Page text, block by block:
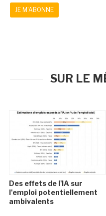
JE M'ABONNE
SUR LE
Des effets de l'IA sur
l'emploi potentiellement
ambivalents